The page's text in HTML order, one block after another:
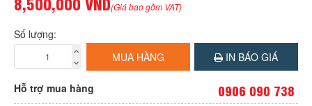
(Giá bao gồm VAT)
Số lượng:
MUA HÀNG
IN BÁO GIÁ
Hỗ trợ mua hàng 0906 090 738